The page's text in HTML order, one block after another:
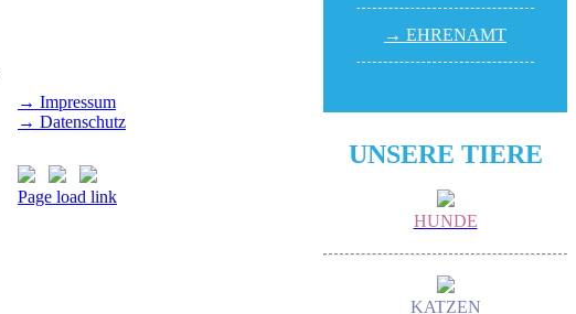
→ EHREN­AMT
UNSERE TIERE
HUNDE
KATZEN
→ Impressum
→ Datenschutz
Page load link